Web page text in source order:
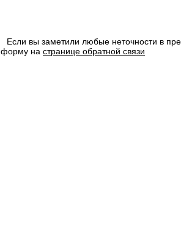
Если вы заметили любые неточности в
форму на странице обратной связи